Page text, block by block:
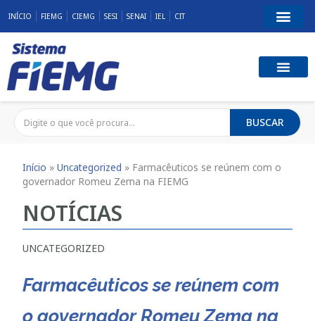
INÍCIO FIEMG CIEMG SESI SENAI IEL CIT
BUSCAR
Início »Uncategorized » Farmacêuticos se reúnem com o
governador Romeu Zema na FIEMG
NOTÍCIAS
UNCATEGORIZED
Farmacêuticos se reúnem com
o governador Romeu Zema na